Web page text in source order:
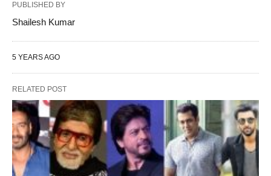
PUBLISHED BY
Shailesh Kumar
5 YEARS AGO
RELATED POST